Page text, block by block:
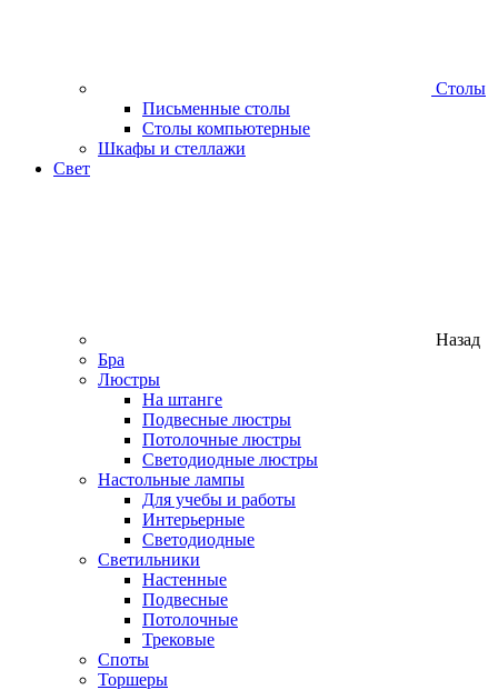
Столы
Письменные столы
Столы компьютерные
Шкафы и стеллажи
Свет
Назад
Бра
Люстры
На штанге
Подвесные люстры
Потолочные люстры
Светодиодные люстры
Настольные лампы
Для учебы и работы
Интерьерные
Светодиодные
Светильники
Настенные
Подвесные
Потолочные
Трековые
Споты
Торшеры